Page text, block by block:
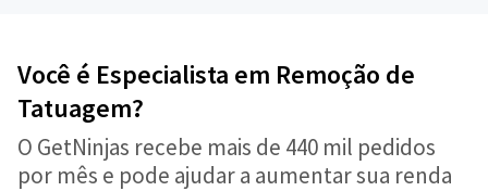
Você é Especialista em Remoção de
Tatuagem?
O GetNinjas recebe mais de 440 mil pedidos
por mês e pode ajudar a aumentar sua renda